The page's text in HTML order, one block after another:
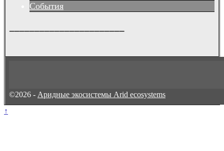
События
©2026 - Аридные экосистемы Arid ecosystems
↑